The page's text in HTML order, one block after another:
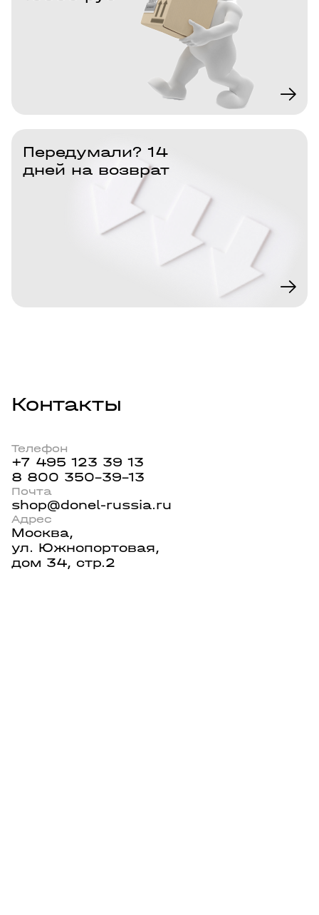
Передумали? 14
дней на возврат
Контакты
Телефон
+7 495 123 39 13
8 800 350-39-13
Почта
shop@donel-russia.ru
Адрес
Москва,
ул. Южнопортовая,
дом 34, стр.2